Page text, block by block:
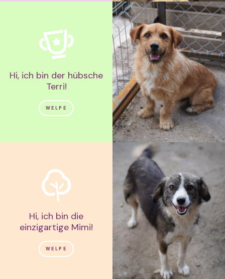
Hi, ich bin der hübsche
Terri!
WELPE
Hi, ich bin die
einzigartige Mimi!
WELPE